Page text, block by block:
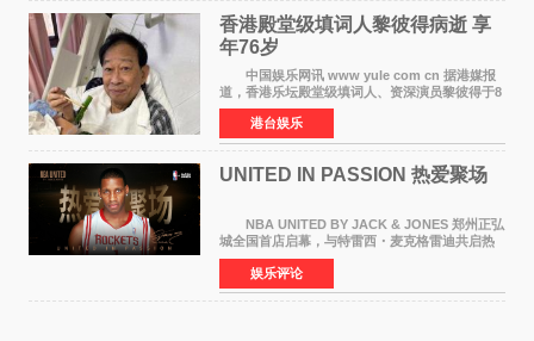
香港殿堂级填词人黎彼得病逝 享
年76岁​
中国娱乐网讯 www yule com cn 据港媒报
道，香港乐坛殿堂级填词人、资深演员黎彼得于8
月5日上午因病离世，终年76岁。好友钟志光透
露，黎彼得今年3月中风后便卧床休养，身体机能
持续衰退，最
港台娱乐
UNITED IN PASSION 热爱聚场
NBA UNITED BY JACK & JONES 郑州正弘
城全国首店启幕，与特雷西・麦克格雷迪共启热
爱 2026 年7 月21 日，
NBAUNITEDBYJACK&JONES 全国首店，于郑
州正弘城正式启幕。NBA 传奇球星
娱乐评论